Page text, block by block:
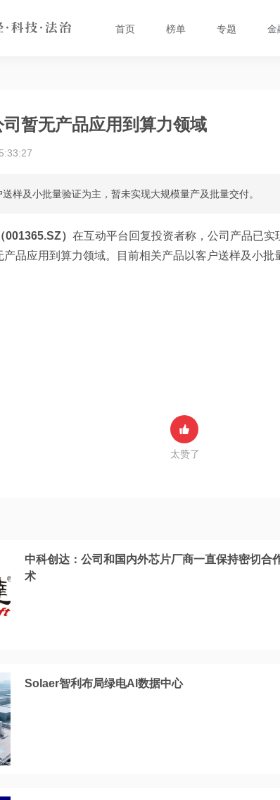
首页 榜单 专题 金
暂无产品应用到算力领域
样及小批量验证为主，暂未实现大规模量产及批量交付。
001365.SZ） 在互动平台回复投资者称，公司产品已
产品应用到算力领域。目前相关产品以客户送样及小
太赞了
中科创达：公司和国内外芯片厂商一直保持密切合
术
Solaer智利布局绿电AI数据中心